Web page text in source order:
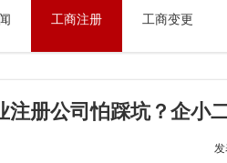
工商注册 工商变更
注册公司怕踩坑？企小
发